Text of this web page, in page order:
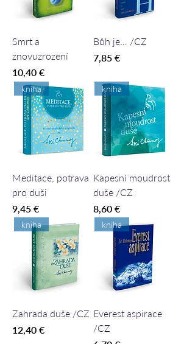
Smrt a
znovuzrození
Cena
10,40 €
Bůh je… /CZ
Cena
7,85 €
kniha
Meditace, potrava
pro duši
Cena
9,45 €
kniha
Kapesní moudrost
duše /CZ
Cena
8,60 €
kniha
Zahrada duše /CZ
Cena
12,40 €
kniha
Everest aspirace
/CZ